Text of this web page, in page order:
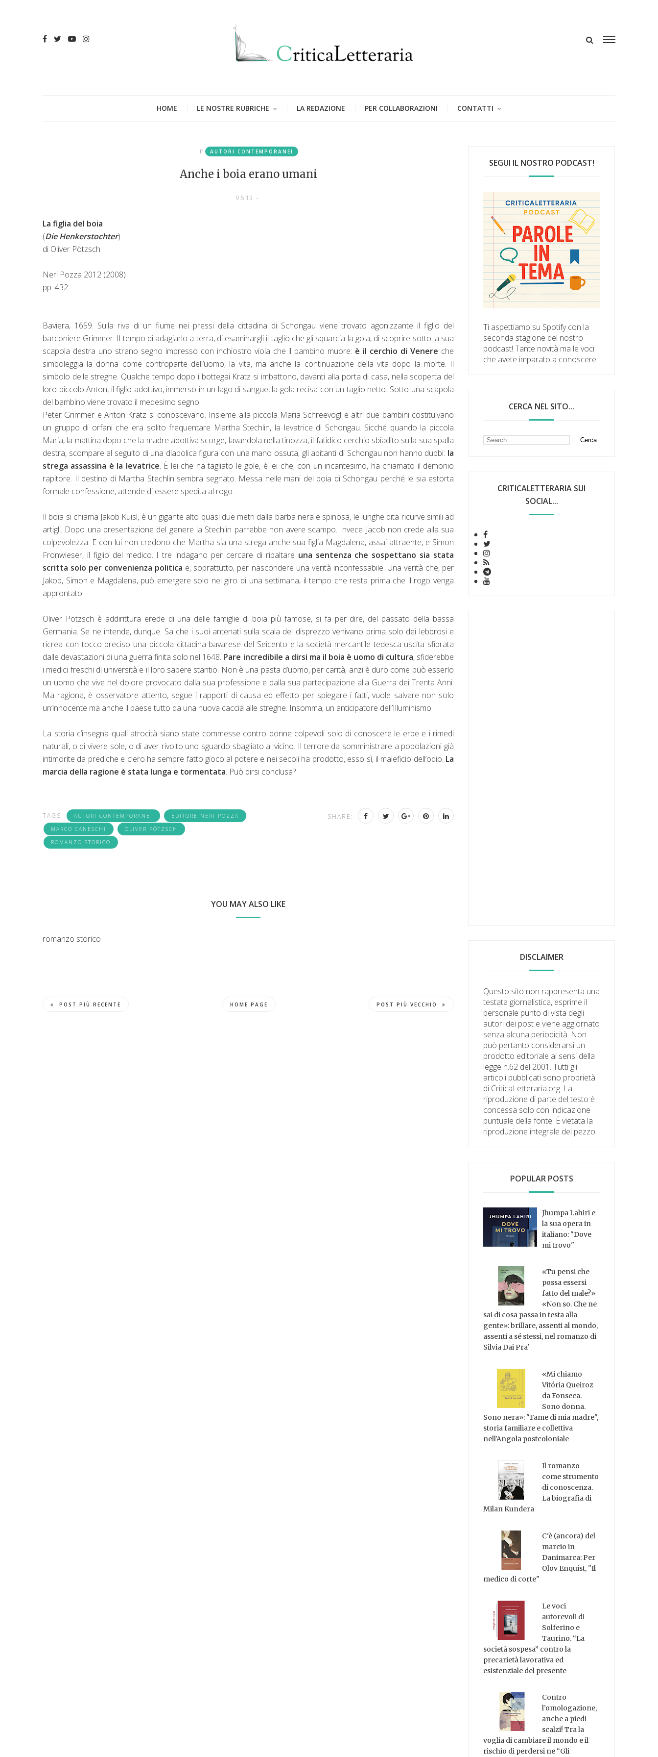
HOME LE NOSTRE RUBRICHE LA REDAZIONE PER COLLABORAZIONI CONTATTI
in AUTORI CONTEMPORANEI
Anche i boia erano umani
9.5.13 -
La figlia del boia
(Die Henkerstochter)
di Oliver Pötzsch
Neri Pozza 2012 (2008)
pp. 432
Baviera, 1659. Sulla riva di un fiume nei pressi della cittadina di Schongau viene trovato agonizzante il figlio del
barconiere Grimmer. Il tempo di adagiarlo a terra, di esaminargli il taglio che gli squarcia la gola, di scoprire sotto la sua
scapola destra uno strano segno impresso con inchiostro viola che il bambino muore: è il cerchio di Venere che
simboleggia la donna come controparte dell’uomo, la vita, ma anche la continuazione della vita dopo la morte. Il
simbolo delle streghe. Qualche tempo dopo i bottegai Kratz si imbattono, davanti alla porta di casa, nella scoperta del
loro piccolo Anton, il figlio adottivo, immerso in un lago di sangue, la gola recisa con un taglio netto. Sotto una scapola
del bambino viene trovato il medesimo segno.
Peter Grimmer e Anton Kratz si conoscevano. Insieme alla piccola Maria Schreevogl e altri due bambini costituivano
un gruppo di orfani che era solito frequentare Martha Stechlin, la levatrice di Schongau. Sicché quando la piccola
Maria, la mattina dopo che la madre adottiva scorge, lavandola nella tinozza, il fatidico cerchio sbiadito sulla sua spalla
destra, scompare al seguito di una diabolica figura con una mano ossuta, gli abitanti di Schongau non hanno dubbi: la
strega assassina è la levatrice. È lei che ha tagliato le gole, è lei che, con un incantesimo, ha chiamato il demonio
rapitore. Il destino di Martha Stechlin sembra segnato. Messa nelle mani del boia di Schongau perché le sia estorta
formale confessione, attende di essere spedita al rogo.
Il boia si chiama Jakob Kuisl, è un gigante alto quasi due metri dalla barba nera e spinosa, le lunghe dita ricurve simili ad
artigli. Dopo una presentazione del genere la Stechlin parrebbe non avere scampo. Invece Jacob non crede alla sua
colpevolezza. E con lui non credono che Martha sia una strega anche sua figlia Magdalena, assai attraente, e Simon
Fronwieser, il figlio del medico. I tre indagano per cercare di ribaltare una sentenza che sospettano sia stata
scritta solo per convenienza politica e, soprattutto, per nascondere una verità inconfessabile. Una verità che, per
Jakob, Simon e Magdalena, può emergere solo nel giro di una settimana, il tempo che resta prima che il rogo venga
approntato.
Oliver Potzsch è addirittura erede di una delle famiglie di boia più famose, si fa per dire, del passato della bassa
Germania. Se ne intende, dunque. Sa che i suoi antenati sulla scala del disprezzo venivano prima solo dei lebbrosi e
ricrea con tocco preciso una piccola cittadina bavarese del Seicento e la società mercantile tedesca uscita sfibrata
dalle devastazioni di una guerra finita solo nel 1648. Pare incredibile a dirsi ma il boia è uomo di cultura, sfiderebbe
i medici freschi di università e il loro sapere stantio. Non è una pasta d’uomo, per carità, anzi è duro come può esserlo
un uomo che vive nel dolore provocato dalla sua professione e dalla sua partecipazione alla Guerra dei Trenta Anni.
Ma ragiona, è osservatore attento, segue i rapporti di causa ed effetto per spiegare i fatti, vuole salvare non solo
un’innocente ma anche il paese tutto da una nuova caccia alle streghe. Insomma, un anticipatore dell’Illuminismo.
La storia c’insegna quali atrocità siano state commesse contro donne colpevoli solo di conoscere le erbe e i rimedi
naturali, o di vivere sole, o di aver rivolto uno sguardo sbagliato al vicino. Il terrore da somministrare a popolazioni già
intimorite da prediche e clero ha sempre fatto gioco al potere e nei secoli ha prodotto, esso sì, il maleficio dell’odio. La
marcia della ragione è stata lunga e tormentata. Può dirsi conclusa?
TAGS: AUTORI CONTEMPORANEI
EDITORE NERI POZZA
MARCO CANESCHI
OLIVER PÖTZSCH
ROMANZO STORICO
SHARE:
YOU MAY ALSO LIKE
romanzo storico
POST PIÙ RECENTE HOME PAGE POST PIÙ VECCHIO
SEGUI IL NOSTRO PODCAST!
Ti aspettiamo su Spotify con la
seconda stagione del nostro
podcast! Tante novità ma le voci
che avete imparato a conoscere.
CERCA NEL SITO...
CRITICALETTERARIA SUI
SOCIAL...
DISCLAIMER
Questo sito non rappresenta una
testata giornalistica, esprime il
personale punto di vista degli
autori dei post e viene aggiornato
senza alcuna periodicità. Non
può pertanto considerarsi un
prodotto editoriale ai sensi della
legge n.62 del 2001. Tutti gli
articoli pubblicati sono proprietà
di CriticaLetteraria.org. La
riproduzione di parte del testo è
concessa solo con indicazione
puntuale della fonte. È vietata la
riproduzione integrale del pezzo.
POPULAR POSTS
Jhumpa Lahiri e
la sua opera in
italiano: "Dove
mi trovo"
«Tu pensi che
possa essersi
fatto del male?»
«Non so. Che ne
sai di cosa passa in testa alla
gente»: brillare, assenti al mondo,
assenti a sé stessi, nel romanzo di
Silvia Dai Pra'
«Mi chiamo
Vitória Queiroz
da Fonseca.
Sono donna.
Sono nera»: "Fame di mia madre",
storia familiare e collettiva
nell'Angola postcoloniale
Il romanzo
come strumento
di conoscenza.
La biografia di
Milan Kundera
C'è (ancora) del
marcio in
Danimarca: Per
Olov Enquist, "Il
medico di corte"
Le voci
autorevoli di
Solferino e
Taurino. “La
società sospesa” contro la
precarietà lavorativa ed
esistenziale del presente
Contro
l’omologazione,
anche a piedi
scalzi! Tra la
voglia di cambiare il mondo e il
rischio di perdersi ne “Gli